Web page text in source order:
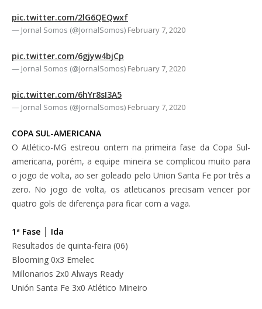
pic.twitter.com/2lG6QEQwxf
— Jornal Somos (@JornalSomos) February 7, 2020
pic.twitter.com/6gjyw4bjCp
— Jornal Somos (@JornalSomos) February 7, 2020
pic.twitter.com/6hYr8sI3A5
— Jornal Somos (@JornalSomos) February 7, 2020
COPA SUL-AMERICANA
O Atlético-MG estreou ontem na primeira fase da Copa Sul-
americana, porém, a equipe mineira se complicou muito para
o jogo de volta, ao ser goleado pelo Union Santa Fe por três a
zero. No jogo de volta, os atleticanos precisam vencer por
quatro gols de diferença para ficar com a vaga.
1ª Fase │ Ida
Resultados de quinta-feira (06)
Blooming 0x3 Emelec
Millonarios 2x0 Always Ready
Unión Santa Fe 3x0 Atlético Mineiro